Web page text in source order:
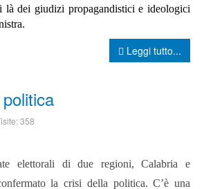
là dei giudizi propagandistici e ideologici
Leggi tutto...
358
elettorali di due regioni, Calabria e
la crisi della politica.C’è una